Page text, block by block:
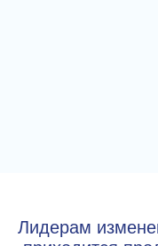
Лидерам